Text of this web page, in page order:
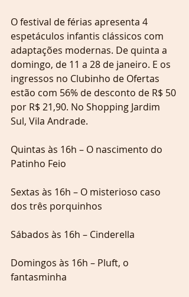
O festival de férias apresenta 4
espetáculos infantis clássicos com
adaptações modernas. De quinta a
domingo, de 11 a 28 de janeiro. E os
ingressos no Clubinho de Ofertas
estão com 56% de desconto de R$ 50
por R$ 21,90. No Shopping Jardim
Sul, Vila Andrade.
Quintas às 16h – O nascimento do
Patinho Feio
Sextas às 16h – O misterioso caso
dos três porquinhos
Sábados às 16h – Cinderella
Domingos às 16h – Pluft, o
fantasminha